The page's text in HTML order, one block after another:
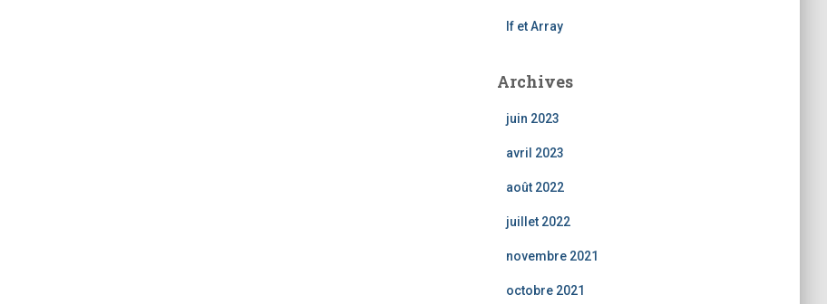
If et Array
Archives
juin 2023
avril 2023
août 2022
juillet 2022
novembre 2021
octobre 2021